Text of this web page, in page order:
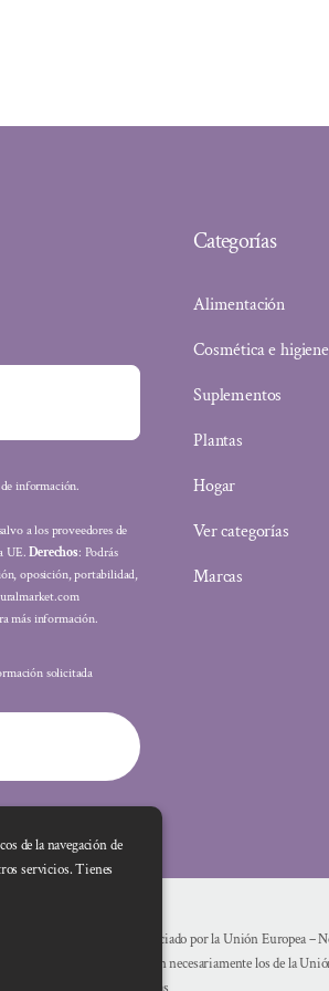
información.
a los proveedores de
UE.Derechos: Podrás
oposición, portabilidad,
más información.
solicitada
Categorías
Alimentación
Cosmética e higiene
Suplementos
Plantas
Hogar
Ver categorías
Marcas
Financiado por la Unión Europea –
reflejan necesariamente los de la
de la navegación de
servicios. Tienes